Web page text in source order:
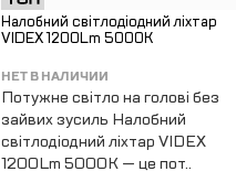
Налобний світлодіодний ліхтар
VIDEX 1200Lm 5000K
НЕТ В НАЛИЧИИ
Потужне світло на голові без
зайвих зусиль Налобний
світлодіодний ліхтар VIDEX
1200Lm 5000K — це пот..